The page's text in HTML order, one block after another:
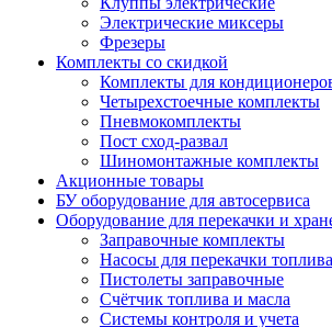
Электрические миксеры
Фрезеры
Комплекты со скидкой
Комплекты для
Четырехстоечные комплекты
Пневмокомплекты
Пост сход-развал
Шиномонтажные комплекты
Акционные товары
БУ оборудование для автосервиса
Оборудование для перекачки и
Заправочные комплекты
Насосы для перекачки
Пистолеты заправочные
Счётчик топлива и масла
Системы контроля и учета